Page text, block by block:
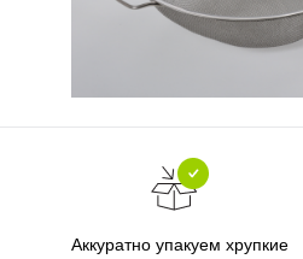
Аккуратно упакуем хрупкие